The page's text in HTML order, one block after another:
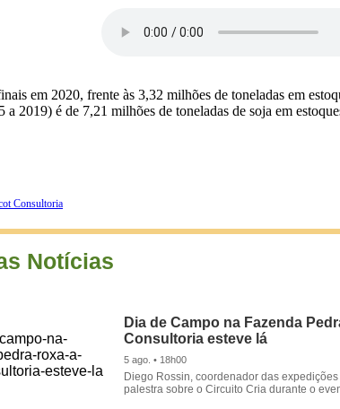
em 2020, frente às 3,32 milhões de toneladas em
2019) é de 7,21 milhões de toneladas de soja em
Consultoria
Notícias
Dia de Campo na Fazenda
Consultoria esteve lá
5 ago. • 18h00
Diego Rossin, coordenador das
palestra sobre o Circuito Cria durante o